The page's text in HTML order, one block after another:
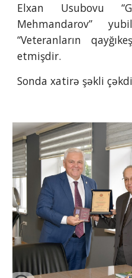
Elxan Usubovu
Mehmandarov”
“Veteranların
etmişdir.
Sonda xatirə şəkli